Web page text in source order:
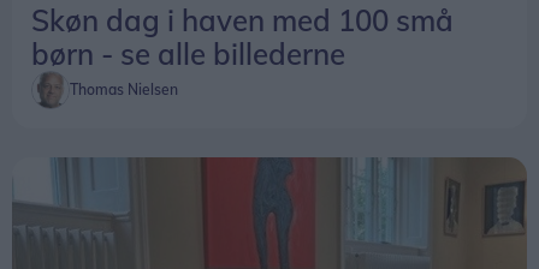
Skøn dag i haven med 100 små
børn - se alle billederne
Thomas Nielsen